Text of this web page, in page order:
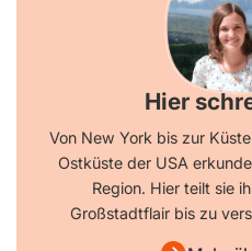
Hier
Von New York bis zur
Ostküste der USA
Region. Hier teilt sie
Großstadtflair bis zu